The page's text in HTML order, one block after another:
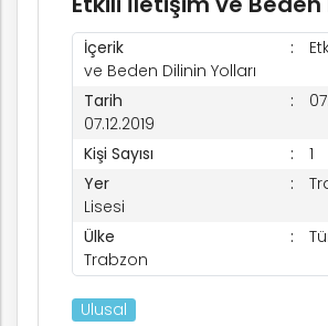
İçerik
ve Beden Dilinin Yolları
Tarih
07.12.2019
Kişi Sayısı
1
Yer
Lisesi
Ülke
Trabzon
Ulusal